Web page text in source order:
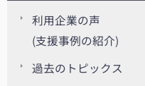
利用企業の声
(支援事例の紹介)
過去のトピックス